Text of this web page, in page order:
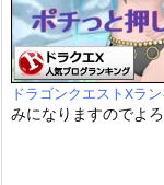
ドラゴンクエストXラ
みになりますのでよ